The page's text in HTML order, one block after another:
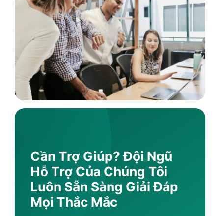
Cần Trợ Giúp? Đội Ngũ
Hỗ Trợ Của Chúng Tôi
Luôn Sẵn Sàng Giải Đáp
Mọi Thắc Mắc